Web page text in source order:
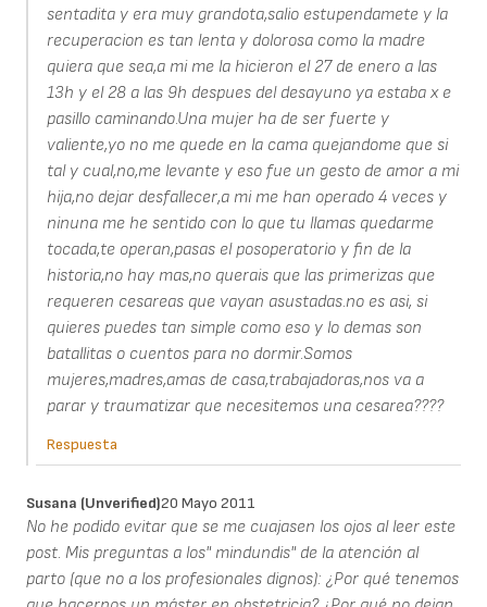
sentadita y era muy grandota,salio estupendamete y la
recuperacion es tan lenta y dolorosa como la madre
quiera que sea,a mi me la hicieron el 27 de enero a las
13h y el 28 a las 9h despues del desayuno ya estaba x e
pasillo caminando.Una mujer ha de ser fuerte y
valiente,yo no me quede en la cama quejandome que si
tal y cual,no,me levante y eso fue un gesto de amor a mi
hija,no dejar desfallecer,a mi me han operado 4 veces y
ninuna me he sentido con lo que tu llamas quedarme
tocada,te operan,pasas el posoperatorio y fin de la
historia,no hay mas,no querais que las primerizas que
requeren cesareas que vayan asustadas.no es asi, si
quieres puedes tan simple como eso y lo demas son
batallitas o cuentos para no dormir.Somos
mujeres,madres,amas de casa,trabajadoras,nos va a
parar y traumatizar que necesitemos una cesarea????
Respuesta
Susana (unverified)20 Mayo 2011
No he podido evitar que se me cuajasen los ojos al leer este
post. Mis preguntas a los" mindundis" de la atención al
parto (que no a los profesionales dignos): ¿Por qué tenemos